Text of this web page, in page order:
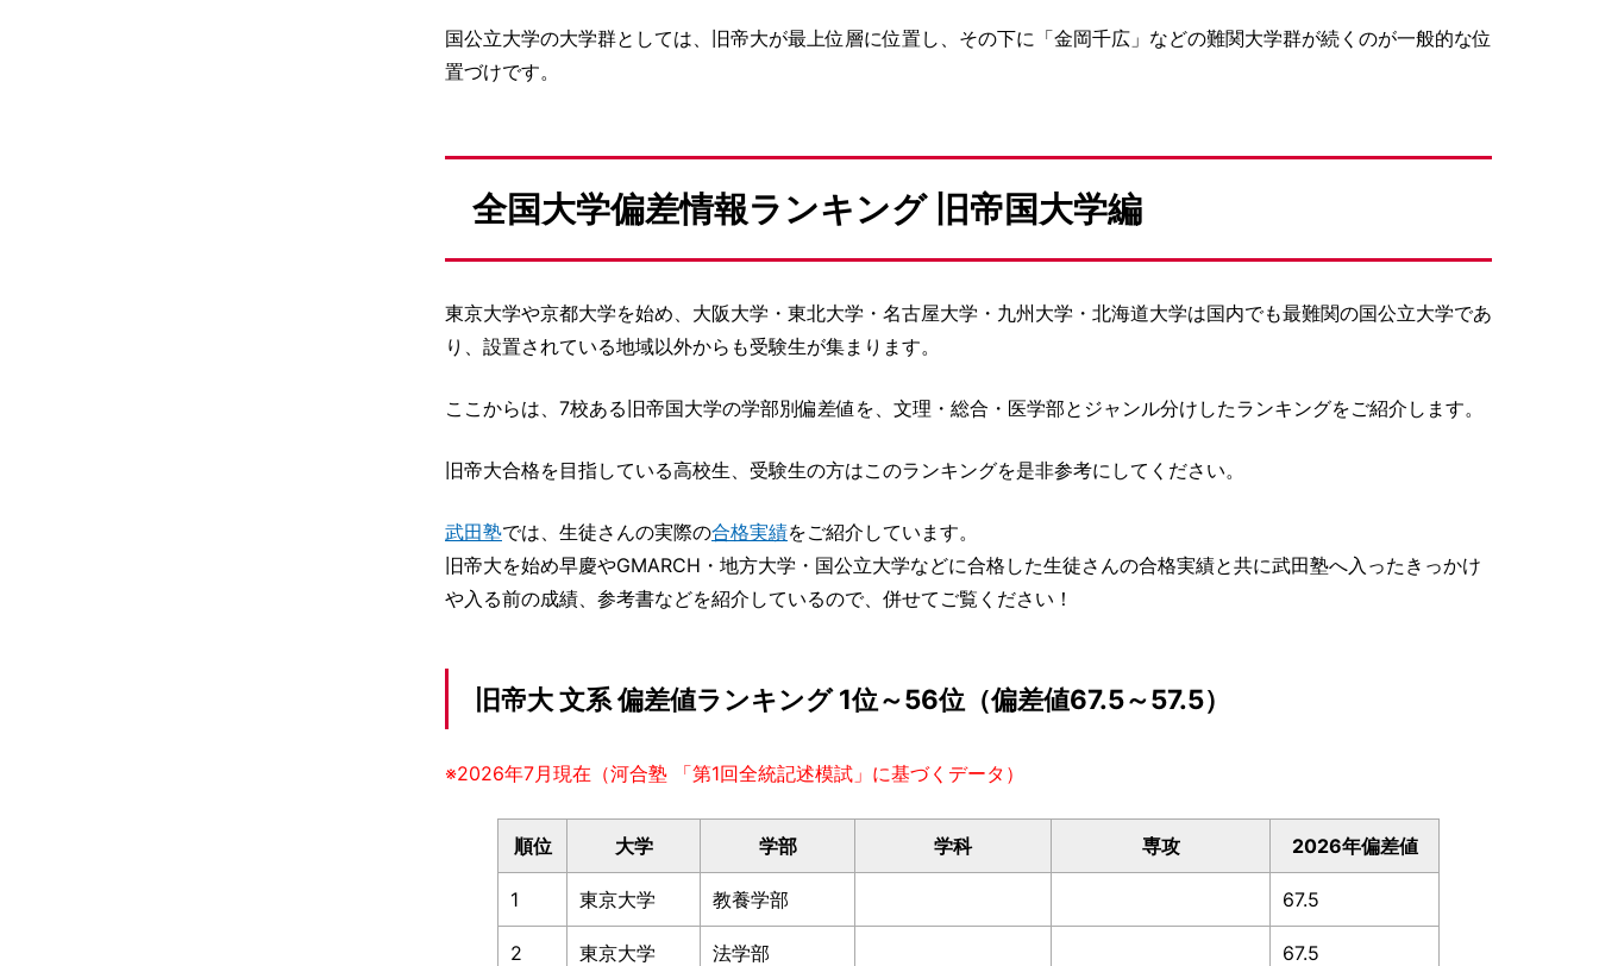
国公立大学の大学群としては、旧帝大が最上位層に位置し、その下に「金岡千広」などの難関大学群が続くのが一般的な位
置づけです。
全国大学偏差情報ランキング 旧帝国大学編
東京大学や京都大学を始め、大阪大学・東北大学・名古屋大学・九州大学・北海道大学は国内でも最難関の国公立大学であ
り、設置されている地域以外からも受験生が集まります。
ここからは、7校ある旧帝国大学の学部別偏差値を、文理・総合・医学部とジャンル分けしたランキングをご紹介します。
旧帝大合格を目指している高校生、受験生の方はこのランキングを是非参考にしてください。
武田塾では、生徒さんの実際の合格実績をご紹介しています。
旧帝大を始め早慶やGMARCH・地方大学・国公立大学などに合格した生徒さんの合格実績と共に武田塾へ入ったきっかけ
や入る前の成績、参考書などを紹介しているので、併せてご覧ください！
旧帝大 文系 偏差値ランキング 1位～56位（偏差値67.5～57.5）
※2026年7月現在（河合塾 「第1回全統記述模試」に基づくデータ）
順位 大学 学部 学科 専攻 2026年偏差値
1 東京大学 教養学部 67.5
2 東京大学 法学部 67.5